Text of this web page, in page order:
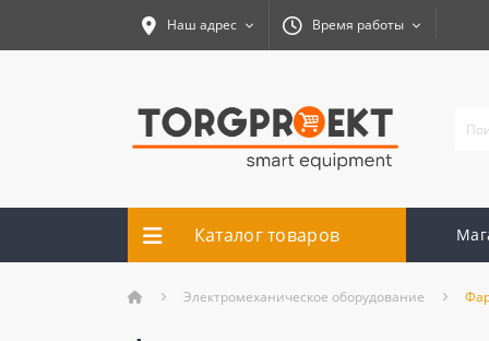
Наш адрес Время работы
Каталог товаров
Электромеханическое оборудование